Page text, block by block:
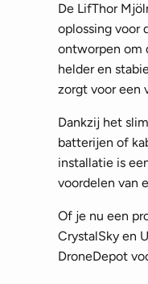
De LifThor
oplossing voor
ontworpen om
helder en
zorgt voor een
Dankzij het
batterijen of
installatie is
voordelen van
Of je nu een
CrystalSky en
DroneDepot